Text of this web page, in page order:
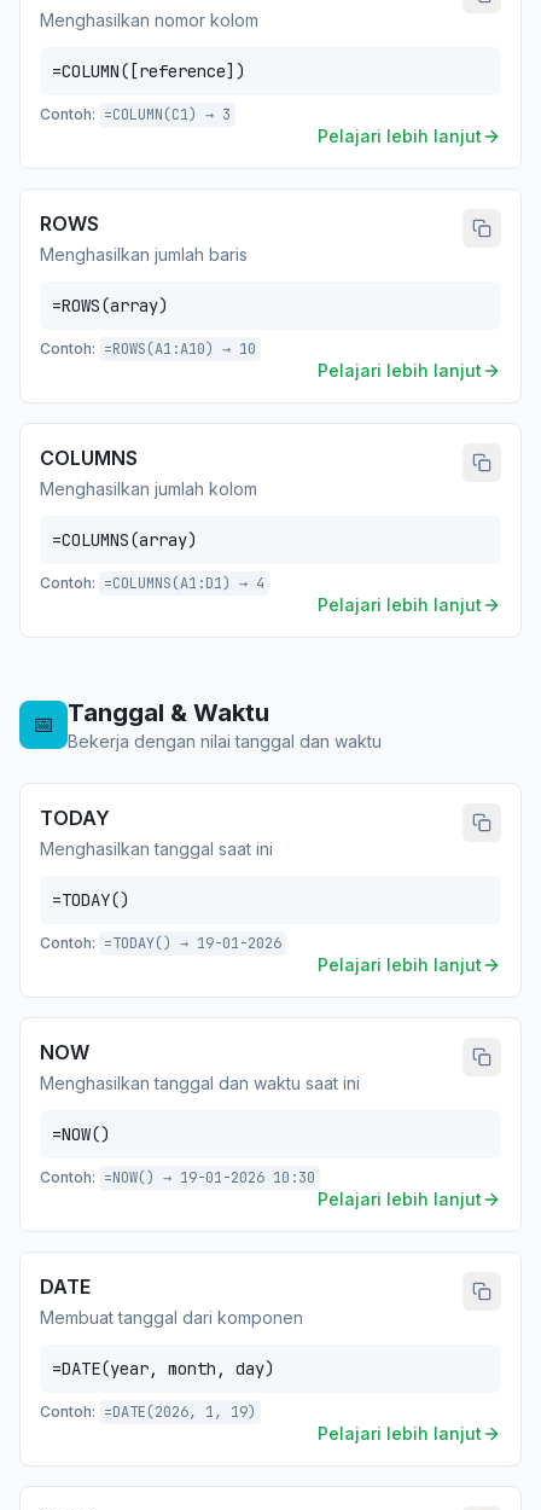
Menghasilkan nomor kolom
=COLUMN([reference])
Contoh: =COLUMN(C1) → 3
Pelajari lebih lanjut
ROWS
Menghasilkan jumlah baris
=ROWS(array)
Contoh: =ROWS(A1:A10) → 10
Pelajari lebih lanjut
COLUMNS
Menghasilkan jumlah kolom
=COLUMNS(array)
Contoh: =COLUMNS(A1:D1) → 4
Pelajari lebih lanjut
📅 Tanggal & Waktu
Bekerja dengan nilai tanggal dan waktu
TODAY
Menghasilkan tanggal saat ini
=TODAY()
Contoh: =TODAY() → 19-01-2026
Pelajari lebih lanjut
NOW
Menghasilkan tanggal dan waktu saat ini
=NOW()
Contoh: =NOW() → 19-01-2026 10:30
Pelajari lebih lanjut
DATE
Membuat tanggal dari komponen
=DATE(year, month, day)
Contoh: =DATE(2026, 1, 19)
Pelajari lebih lanjut